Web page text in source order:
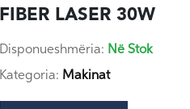
FIBER LASER 30W
Disponueshmëria: Në Stok
Kategoria: Makinat